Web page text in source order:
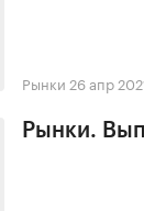
Рынки 26 апр
Рынки.